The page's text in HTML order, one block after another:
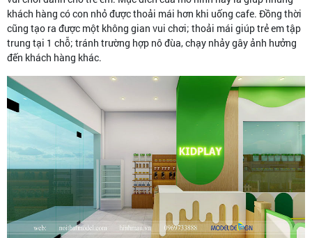
khách hàng có con nhỏ được thoải mái hơn khi uống cafe. Đồng thời
cũng tạo ra được một không gian vui chơi; thoải mái giúp trẻ em tập
trung tại 1 chỗ; tránh trường hợp nô đùa, chạy nhảy gây ảnh hưởng
đến khách hàng khác.